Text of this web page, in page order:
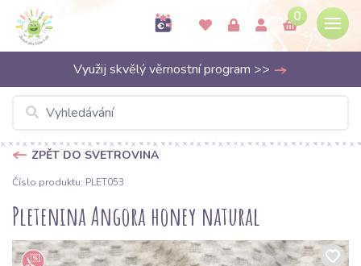
0
Využij skvělý věrnostní program >>
ZPĚT DO SVETROVINA
Číslo produktu: PLET053
Pletenina Angora honey natural